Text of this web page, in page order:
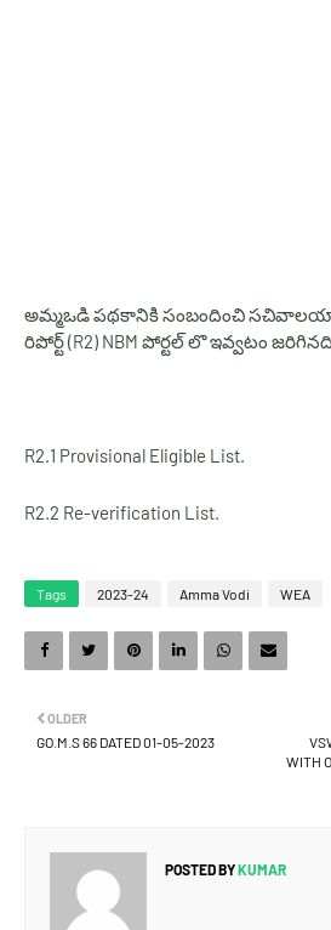
అమ్మఒడి పథకానికి సంబందించి
రిపోర్ట్ (R2) NBM పోర్టల్ లొ ఇవ్వటం
R2.1 Provisional Eligible List.
R2.2 Re-verification List.
Tags 2023-24 Amma Vodi WEA
WITH
OLDER
GO.M.S 66 DATED 01-05-2023
POSTED BYKUMAR